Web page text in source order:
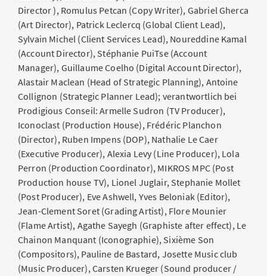
Director ), Romulus Petcan (Copy Writer), Gabriel Gherca
(Art Director), Patrick Leclercq (Global Client Lead),
Sylvain Michel (Client Services Lead), Noureddine Kamal
(Account Director), Stéphanie PuiTse (Account
Manager), Guillaume Coelho (Digital Account Director),
Alastair Maclean (Head of Strategic Planning), Antoine
Collignon (Strategic Planner Lead); verantwortlich bei
Prodigious Conseil: Armelle Sudron (TV Producer),
Iconoclast (Production House), Frédéric Planchon
(Director), Ruben Impens (DOP), Nathalie Le Caer
(Executive Producer), Alexia Levy (Line Producer), Lola
Perron (Production Coordinator), MIKROS MPC (Post
Production house TV), Lionel Juglair, Stephanie Mollet
(Post Producer), Eve Ashwell, Yves Beloniak (Editor),
Jean-Clement Soret (Grading Artist), Flore Mounier
(Flame Artist), Agathe Sayegh (Graphiste after effect), Le
Chainon Manquant (Iconographie), Sixième Son
(Compositors), Pauline de Bastard, Josette Music club
(Music Producer), Carsten Krueger (Sound producer /